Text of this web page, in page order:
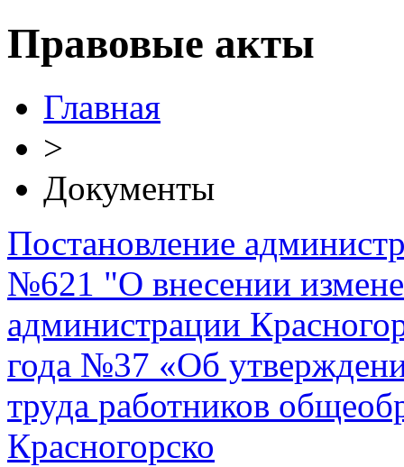
Правовые акты
Главная
>
Документы
Постановление
№621 "О внесении
администрации
года №37 «Об
труда работников
Красногорско